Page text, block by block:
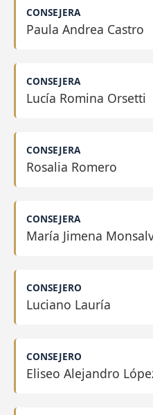
CONSEJERA
Paula Andrea Castro
CONSEJERA
Lucía Romina Orsetti
CONSEJERA
Rosalia Romero
CONSEJERA
María Jimena
CONSEJERO
Luciano Lauría
CONSEJERO
Eliseo Alejandro